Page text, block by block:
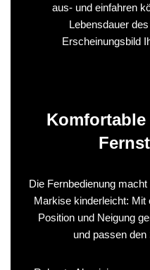
aus- und einfahren
Lebensdauer
Erscheinungsbild
Die Fernbedienung
Markise kinderleicht: Mit
Position und Neigung
und passen